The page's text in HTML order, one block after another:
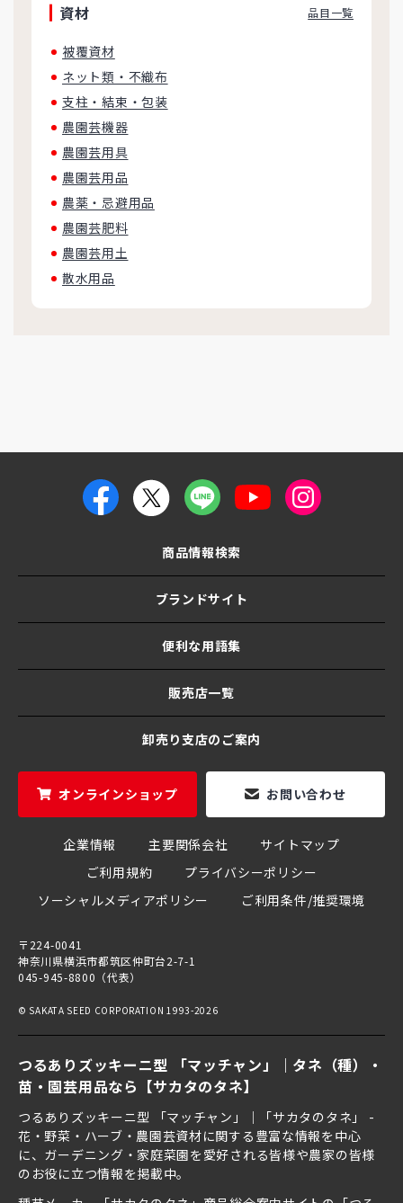
つるありズッキーニ型 「マッチャン」｜タネ（種）・
苗・園芸用品なら【サカタのタネ】
つるありズッキーニ型 「マッチャン」｜「サカタのタネ」 -
花・野菜・ハーブ・農園芸資材に関する豊富な情報を中心
に、ガーデニング・家庭菜園を愛好される皆様や農家の皆様
のお役に立つ情報を掲載中。
資材 品目一覧
被覆資材
ネット類・不織布
支柱・結束・包装
農園芸機器
農園芸用具
農園芸用品
農薬・忌避用品
農園芸肥料
農園芸用土
散水用品
商品情報検索
ブランドサイト
便利な用語集
販売店一覧
卸売り支店のご案内
オンラインショップ お問い合わせ
企業情報 主要関係会社
サイトマップ
ご利用規約
プライバシーポリシー
ソーシャルメディアポリシー
ご利用条件/推奨環境
〒224-0041
神奈川県横浜市都筑区仲町台2-7-1
045-945-8800（代表）
© SAKATA SEED CORPORATION 1993-2026